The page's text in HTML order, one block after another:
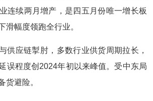
连续两月增产，是四五月份唯一增长板
滑幅度领跑全行业。
供应链掣肘，多数行业供货周期拉长，
误程度创2024年初以来峰值。受中东局
货避险。